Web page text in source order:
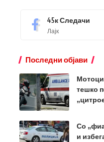
45кСледачи
Лајк
Последни објави
тешко
Со
и